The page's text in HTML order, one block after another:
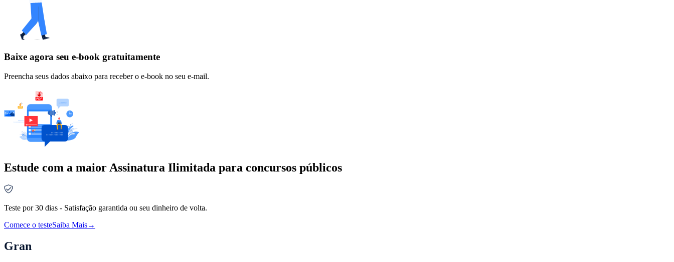
Baixe agora seu e-book gratuitamente
Preencha seus dados abaixo para receber o e-book no seu e-mail.
Estude com a maior Assinatura Ilimitada para concursos públicos
Teste por 30 dias - Satisfação garantida ou seu dinheiro de volta.
Comece o testeSaiba Mais→
Gran